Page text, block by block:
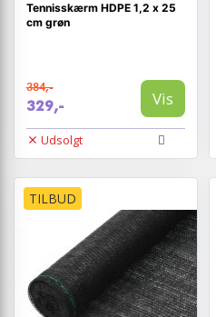
Tennisskærm HDPE 1,2 x 25
cm grøn
384,-
329,- Vis
Udsolgt
TILBUD